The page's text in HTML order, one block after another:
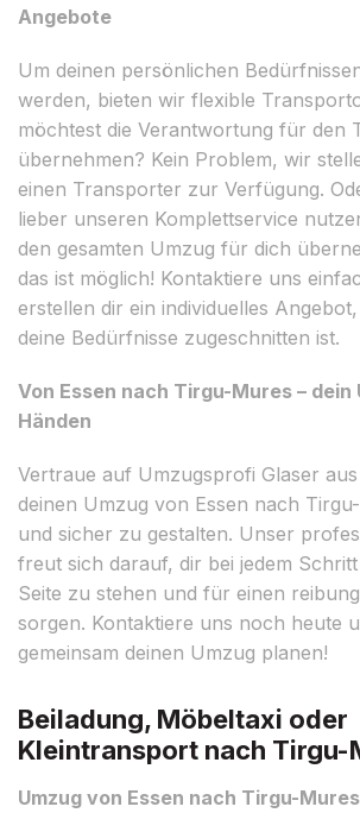
Angebote
Um deinen persönlichen
werden, bieten wir flexible
möchtest die Verantwortung für den
übernehmen? Kein Problem, wir
einen Transporter zur Verfügung.
lieber unseren Komplettservice
den gesamten Umzug für dich
das ist möglich! Kontaktiere uns
erstellen dir ein individuelles
deine Bedürfnisse zugeschnitten ist.
Von Essen nach Tirgu-Mures – dein
Händen
Vertraue auf Umzugsprofi Glaser
deinen Umzug von Essen nach
und sicher zu gestalten. Unser
freut sich darauf, dir bei jedem
Seite zu stehen und für einen
sorgen. Kontaktiere uns noch heute
gemeinsam deinen Umzug planen!
Beiladung, Möbeltaxi oder
Kleintransport nach Tirgu-
Umzug von Essen nach Tirgu-